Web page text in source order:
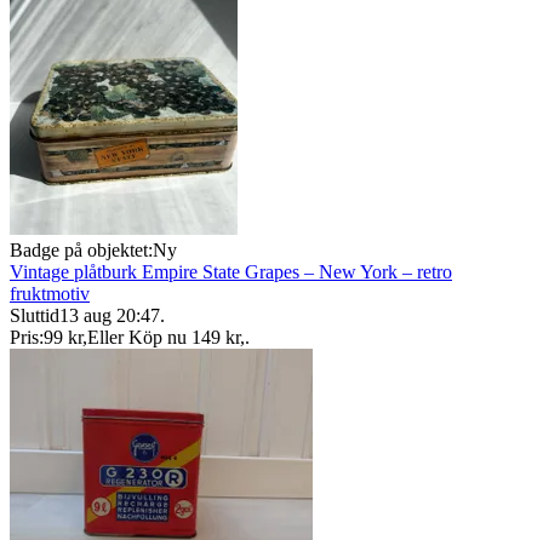
Badge på objektet:Ny
Vintage plåtburk Empire State Grapes – New York – retro
fruktmotiv
Sluttid13 aug 20:47.
Pris:99 kr,Eller Köp nu 149 kr,.